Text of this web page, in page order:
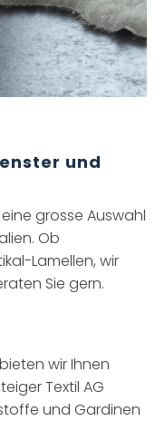
und
grosse Auswahl
Ob
Lamellen, wir
Sie gern.
wir Ihnen
Textil AG
und Gardinen